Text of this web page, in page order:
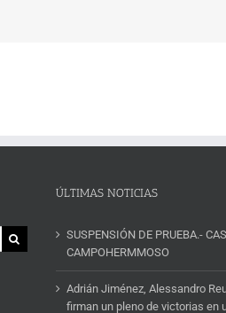
ÚLTIMAS NOTICIAS
SUSPENSIÓN DE PRUEBA.-
CAMPOHERMMOSO
Adrián Jiménez, Alessandro
firman un pleno de victorias en